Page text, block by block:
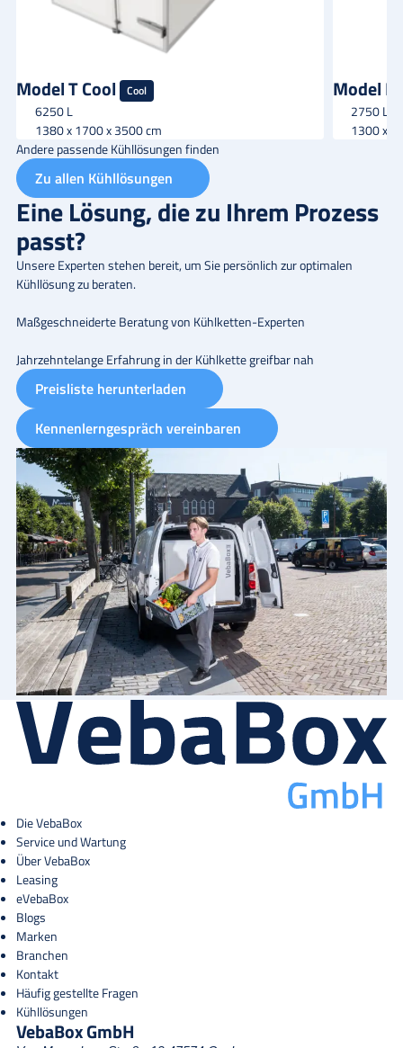
Model T Cool Cool
6250 L
1380 x 1700 x 3500 cm
Model K
2750 L
1300 x
Andere passende Kühllösungen finden
Zu allen Kühllösungen
Eine Lösung, die zu Ihrem Prozess
passt?
Unsere Experten stehen bereit, um Sie persönlich zur optimalen
Kühllösung zu beraten.
Maßgeschneiderte Beratung von Kühlketten-Experten
Jahrzehntelange Erfahrung in der Kühlkette greifbar nah
Preisliste herunterladen
Kennenlerngespräch vereinbaren
Die VebaBox
Service und Wartung
Über VebaBox
Leasing
eVebaBox
Blogs
Marken
Branchen
Kontakt
Häufig gestellte Fragen
Kühllösungen
VebaBox GmbH